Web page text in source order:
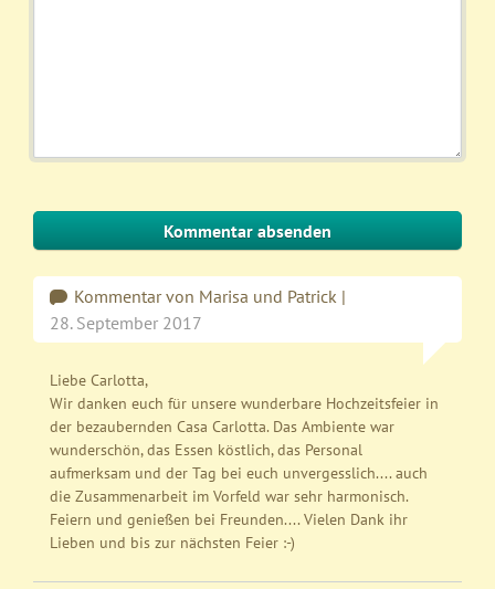
Kommentar von Marisa und Patrick |
28. September 2017
Liebe Carlotta,
Wir danken euch für unsere wunderbare Hochzeitsfeier in
der bezaubernden Casa Carlotta. Das Ambiente war
wunderschön, das Essen köstlich, das Personal
aufmerksam und der Tag bei euch unvergesslich.... auch
die Zusammenarbeit im Vorfeld war sehr harmonisch.
Feiern und genießen bei Freunden.... Vielen Dank ihr
Lieben und bis zur nächsten Feier :-)